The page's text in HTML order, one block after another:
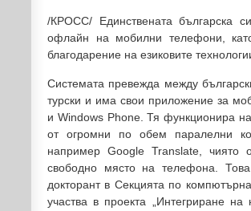
/КРОСС/ Единствената българска
офлайн на мобилни телефони,
благодарение на езиковите
Системата превежда между
турски и има свои приложение за
и Windows Phone. Тя функционира
от огромни по обем паралелни
например Google Translate,
свободно място на телефона.
докторант в Секцията по
участва в проекта „Интегриране